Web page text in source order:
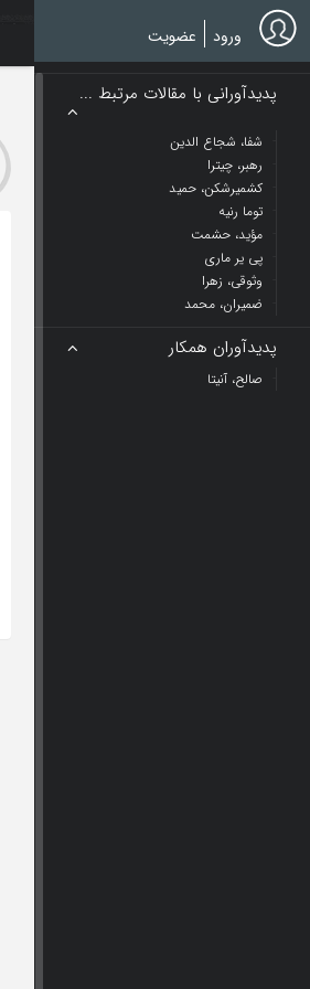
Skip
to
main
ورود عضویت
پدیدآورانی با مقالات مرتبط ...
شفا، شجاع الدین
رهبر، چیترا
کشمیرشکن، حمید
توما رنیه
مؤید، حشمت
پی یر ماری
وثوقی، زهرا
ضمیران، محمد
پدیدآوران همکار
صالح، آنیتا